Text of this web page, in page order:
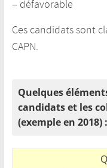
– défavorable
Ces candidats sont
CAPN.
Quelques
candidats et les
(exemple en 2018) :